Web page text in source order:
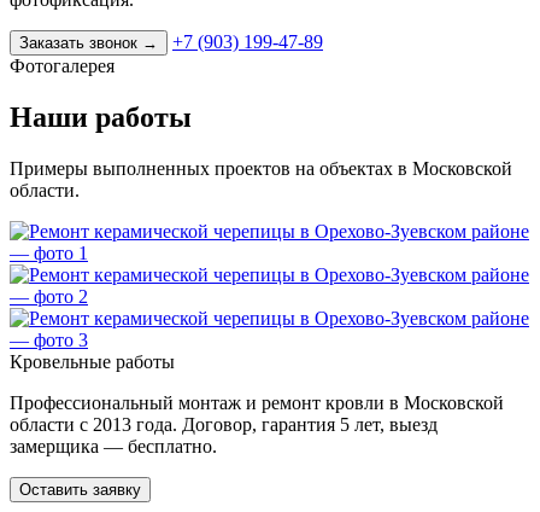
Заказать звонок →
+7 (903) 199-47-89
Фотогалерея
Наши работы
Примеры выполненных проектов на объектах в Московской
области.
Кровельные работы
Профессиональный монтаж и ремонт кровли в Московской
области с 2013 года. Договор, гарантия 5 лет, выезд
замерщика — бесплатно.
Оставить заявку